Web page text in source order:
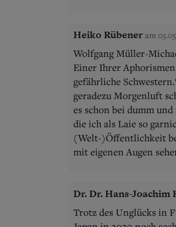
Heiko Rübener am
Wolfgang Müller-
Einer Ihrer
gefährliche
geradezu Morgenluft
es schon bei dumm
die ich als Laie so
(Welt-)Öffentlichkeit
mit eigenen Augen
Dr. Dr. Hans-Joachim
Trotz des Unglücks in